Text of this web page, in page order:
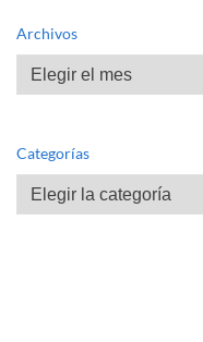
Archivos
Archivos
Categorías
Categorías